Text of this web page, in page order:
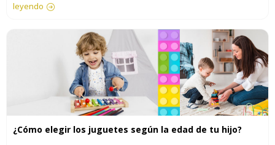
leyendo
¿Cómo elegir los juguetes según la edad de tu hijo?